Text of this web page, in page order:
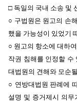
□ 독일의 국내 소송 및
○ 구법원은 원고의 손
했을 가능성이 있었기
○ 원고의 항소에 대하여
작권 침해를 인정할 수
대법원의 견해와 모순
○ 연방대법원 판례에
설명 및 증거제시 의무